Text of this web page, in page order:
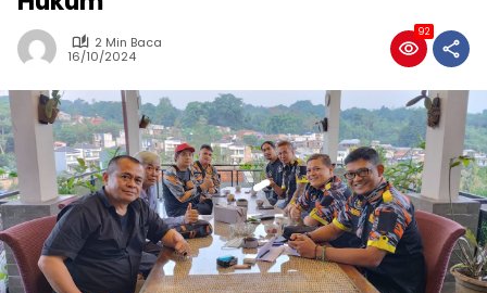
2 Min Baca
16/10/2024
92